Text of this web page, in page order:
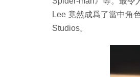
Lee 竟然成爲了當中角
Studios。